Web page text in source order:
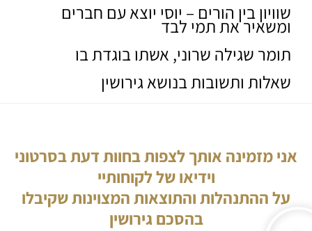
שוויון בין הורים – יוסי יוצא עם חברים
ומשאיר את תמי לבד
תומר שגילה שרוני, אשתו בוגדת בו
שאלות ותשובות בנושא גירושין
אני מזמינה אותך לצפות בחוות דעת בסרטוני
וידיאו של לקוחותיי
על ההתנהלות והתוצאות המצוינות שקיבלו
בהסכם גירושין